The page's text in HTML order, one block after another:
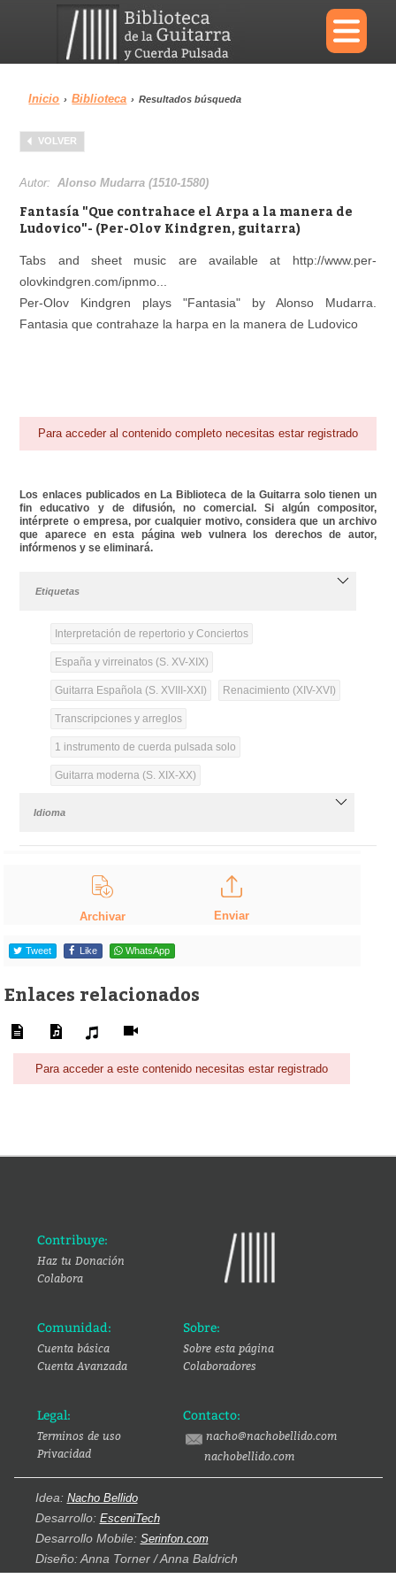
×
Menu
Biblioteca
Reproductor
Inicio › Biblioteca › Resultados búsqueda
VOLVER
Autor:Alonso Mudarra (1510-1580)
Fantasía "Que contrahace el Arpa a la manera de
Ludovico"- (Per-Olov Kindgren, guitarra)
Tabs and sheet music are available at http://www.per-
olovkindgren.com/ipnmo...
Per-Olov Kindgren plays "Fantasia" by Alonso Mudarra.
Fantasia que contrahaze la harpa en la manera de Ludovico
Para acceder al contenido completo necesitas estar registrado
Los enlaces publicados en La Biblioteca de la Guitarra solo tienen un
fin educativo y de difusión, no comercial. Si algún compositor,
intérprete o empresa, por cualquier motivo, considera que un archivo
que aparece en esta página web vulnera los derechos de autor,
infórmenos y se eliminará.
Etiquetas
Interpretación de repertorio y Conciertos
España y virreinatos (S. XV-XIX)
Guitarra Española (S. XVIII-XXI) Renacimiento (XIV-XVI)
Transcripciones y arreglos
1 instrumento de cuerda pulsada solo
Guitarra moderna (S. XIX-XX)
Idioma
Archivar Enviar
Tweet Like WhatsApp
Enlaces relacionados
Para acceder a este contenido necesitas estar registrado
Contribuye:
Haz tu Donación
Colabora
Comunidad:
Cuenta básica
Cuenta Avanzada
Sobre:
Sobre esta página
Colaboradores
Legal:
Terminos de uso
Privacidad
Contacto:
nacho@nachobellido.com
nachobellido.com
Idea: Nacho Bellido
Desarrollo: EsceniTech
Desarrollo Mobile: Serinfon.com
Diseño: Anna Torner / Anna Baldrich